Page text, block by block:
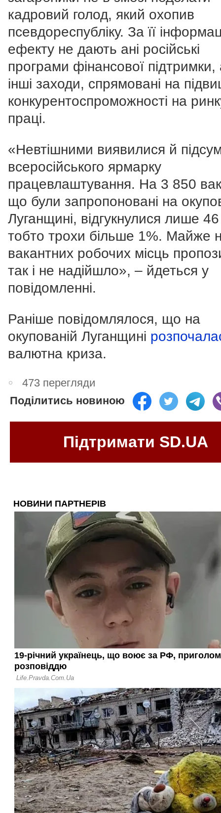
кадровий голод, який охопив
псевдореспубліку. За її
ефекту не дають ані російські
програми фінансової підтримки,
інші заходи, спрямовані на
конкурентоспроможності на
праці.
«Невтішними виявилися й
всеросійського ярмарку
працевлаштування. На 3 850
що були запропоновані на
Луганщині, відгукнулися лише 46
тобто трохи більше 1%. Майже
вакантних робочих місць
так і не надійшло», – йдеться у
повідомленні.
Раніше повідомлялося, що на
окупованій Луганщині
валютна криза.
473 перегляди
Поділитись новиною
Підтримати SD.UA